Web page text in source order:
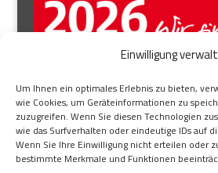
Einwilligung
Um Ihnen ein optimales Erlebnis zu bieten,
wie Cookies, um Geräteinformationen zu
zuzugreifen. Wenn Sie diesen Technologien
wie das Surfverhalten oder eindeutige IDs auf
Wenn Sie Ihre Einwilligung nicht erteilen oder
bestimmte Merkmale und Funktionen
AUFSICHTSRAT
BEIRAT
BRANCHENEXPERTE
ÜBER UNS